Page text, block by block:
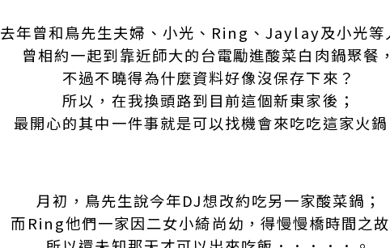
去年曾和鳥先生夫婦、小光、Ring、Jaylay及小光等
曾相約一起到靠近師大的台電勵進酸菜白肉鍋聚餐
不過不曉得為什麼資料好像沒保存下來？
所以，在我換頭路到目前這個新東家後；
最開心的其中一件事就是可以找機會來吃吃這家火
月初，鳥先生說今年DJ想改約吃另一家酸菜鍋；
而Ring他們一家因二女小綺尚幼，得慢慢橋時間之